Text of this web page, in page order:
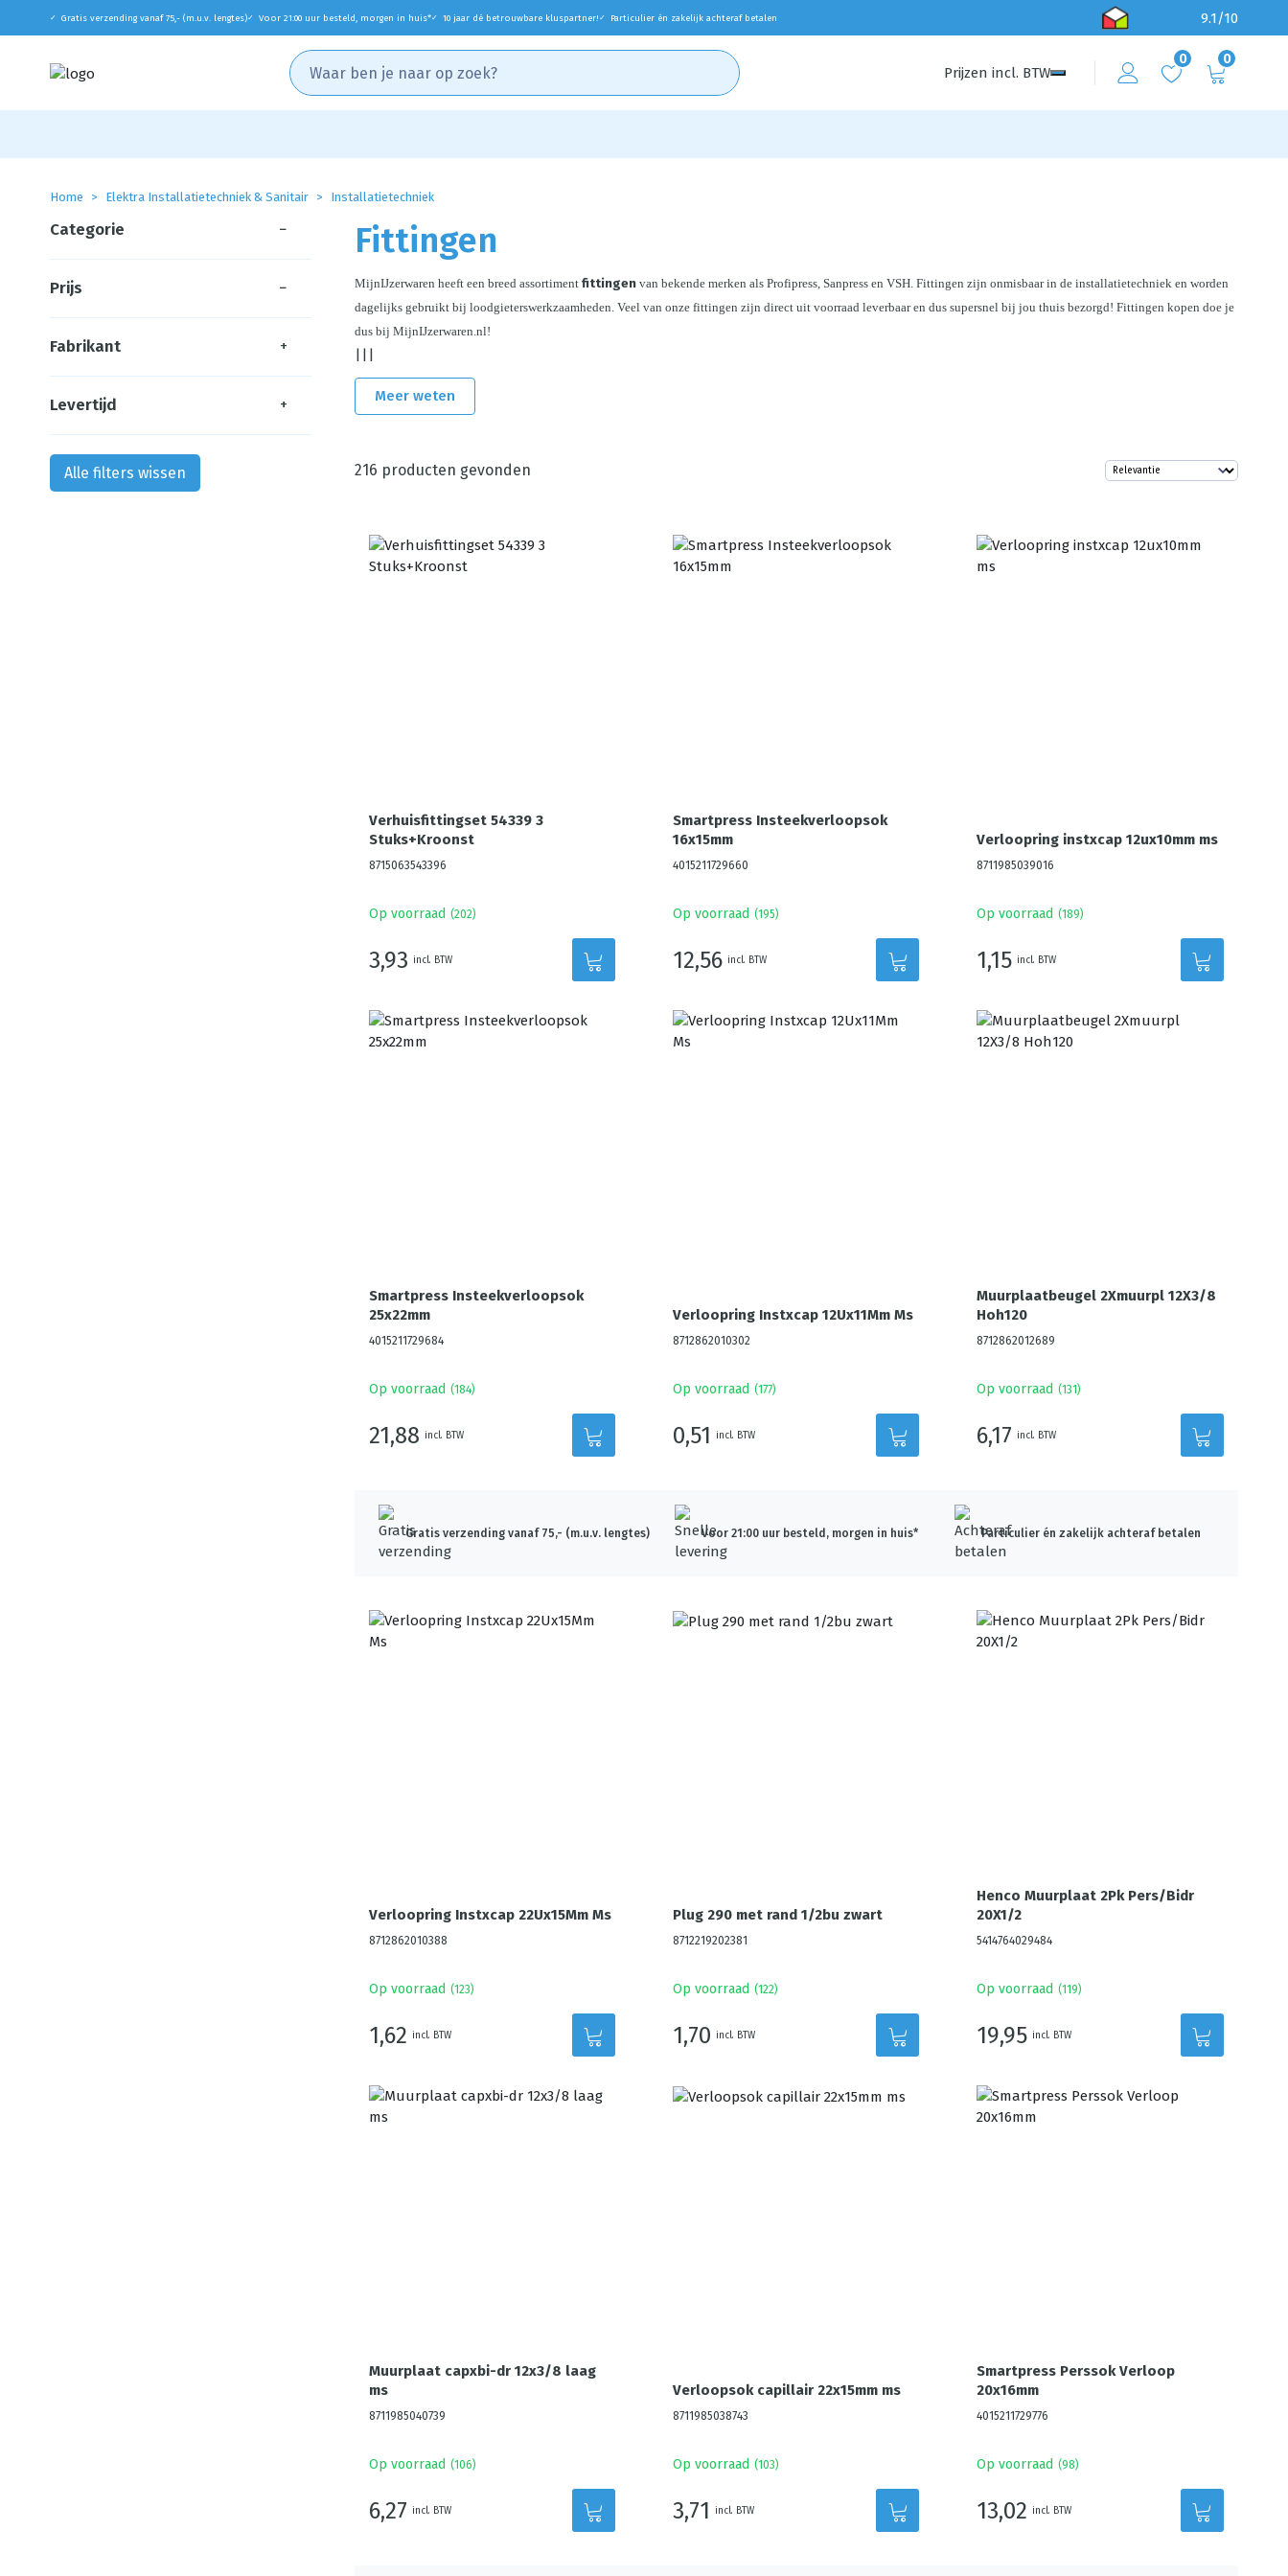
✓ Gratis verzending vanaf 75,- (m.u.v. lengtes)✓ Voor 21:00 uur besteld, morgen in huis*✓ 10 jaar dé betrouwbare kluspartner! ✓ Particulier én zakelijk achteraf betalen 9.1/10
Prijzen incl. BTW
0 0
Home Elektra Installatietechniek & Sanitair Installatietechniek
Fittingen
MijnIJzerwaren heeft een breed assortiment fittingen van bekende merken als Profipress, Sanpress en VSH. Fittingen zijn onmisbaar in de installatietechniek en worden
dagelijks gebruikt bij loodgieterswerkzaamheden. Veel van onze fittingen zijn direct uit voorraad leverbaar en dus supersnel bij jou thuis bezorgd! Fittingen kopen doe je
dus bij MijnIJzerwaren.nl!
|||
Meer weten
216 producten gevonden
Verhuisfittingset 54339 3
Stuks+Kroonst
8715063543396
Op voorraad (202)
3,93 incl. BTW
Smartpress Insteekverloopsok
16x15mm
4015211729660
Op voorraad (195)
12,56 incl. BTW
Verloopring instxcap 12ux10mm ms
8711985039016
Op voorraad (189)
1,15 incl. BTW
Smartpress Insteekverloopsok
25x22mm
4015211729684
Op voorraad (184)
21,88 incl. BTW
Verloopring Instxcap 12Ux11Mm Ms
8712862010302
Op voorraad (177)
0,51 incl. BTW
Muurplaatbeugel 2Xmuurpl 12X3/8
Hoh120
8712862012689
Op voorraad (131 )
6,17 incl. BTW
Gratis verzending vanaf 75,- (m.u.v. lengtes) Voor 21:00 uur besteld, morgen in huis* Particulier én zakelijk achteraf betalen
Verloopring Instxcap 22Ux15Mm Ms
8712862010388
Op voorraad (123)
1,62 incl. BTW
Plug 290 met rand 1/2bu zwart
8712219202381
Op voorraad (122)
1,70 incl. BTW
Henco Muurplaat 2Pk Pers/Bidr
20X1/2
5414764029484
Op voorraad (119)
19,95 incl. BTW
Muurplaat capxbi-dr 12x3/8 laag
ms
8711985040739
Op voorraad (106)
6,27 incl. BTW
Verloopsok capillair 22x15mm ms
8711985038743
Op voorraad (103)
3,71 incl. BTW
Smartpress Perssok Verloop
20x16mm
4015211729776
Op voorraad (98)
13,02 incl. BTW
Categorie −
Prijs −
Fabrikant +
Levertijd +
Alle filters wissen